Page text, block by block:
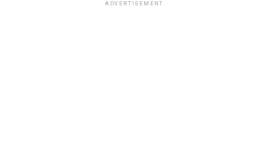
ADVERTISEMENT